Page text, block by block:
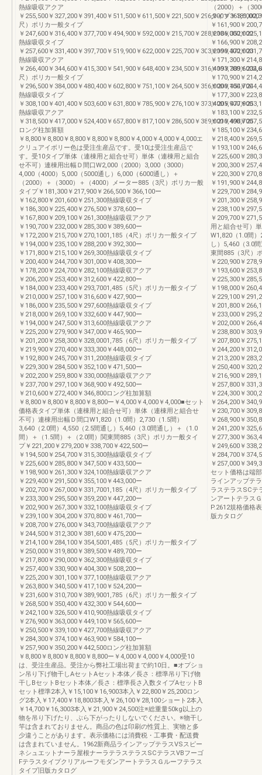
熱線吸収アクア
￥255,500￥327,200￥391,400￥511,500￥611,500￥221,500￥296,900￥
尺）ポリカ一般タイプ
￥247,600￥316,400￥377,700￥494,900￥592,000￥215,700￥288,200￥352,000
熱線吸収タイプ
￥257,600￥331,400￥397,700￥519,900￥622,000￥225,700￥303,200￥372,000
熱線吸収アクア
￥266,400￥344,600￥415,300￥541,900￥648,400￥234,500￥316,400￥
尺）ポリカ一般タイプ
￥296,500￥384,000￥480,400￥602,800￥751,100￥264,500￥356,000￥454,700
熱線吸収タイプ
￥308,100￥401,400￥503,600￥631,800￥785,900￥276,100￥373,400￥477,900
熱線吸収アクア
￥318,500￥417,000￥524,400￥657,800￥817,100￥286,500￥389,000￥498,700
ロング柱加算額
￥8,800￥8,800￥8,800￥8,800￥8,800￥4,000￥4,000￥4,000エ
クリュアイボリー色は受注生産品です。受10は受注生産品で
す。受10タイプ単体（連棟用と組合せ可）単体（連棟用と組合
せ不可）連棟用出幅Ｄ間口W2,000（2000）3,000（3000）
4,000（4000）5,000（5000通し）6,000（6000通し）＋
（2000）＋（3000）＋（4000）メーター885（3尺）ポリカ一般
タイプ￥181,300￥217,900￥266,500￥366,100ー
￥162,800￥201,600￥251,300熱線吸収タイプ
￥186,300￥225,400￥276,500￥378,600ー
￥167,800￥209,100￥261,300熱線吸収アクア
￥190,700￥232,000￥285,300￥389,600ー
￥172,200￥215,700￥270,1001,185（4尺）ポリカ一般タイプ
￥194,000￥235,100￥288,200￥392,300ー
￥171,800￥215,100￥269,300熱線吸収タイプ
￥200,400￥244,700￥301,000￥408,300ー
￥178,200￥224,700￥282,100熱線吸収アクア
￥206,200￥253,400￥312,600￥422,800ー
￥184,000￥233,400￥293,7001,485（5尺）ポリカ一般タイプ
￥210,000￥257,100￥316,600￥427,900ー
￥186,000￥235,500￥297,600熱線吸収タイプ
￥218,000￥269,100￥332,600￥447,900ー
￥194,000￥247,500￥313,600熱線吸収アクア
￥225,200￥279,900￥347,000￥465,900ー
￥201,200￥258,300￥328,0001,785（6尺）ポリカ一般タイプ
￥219,900￥270,400￥333,300￥448,000ー
￥192,800￥245,700￥311,200熱線吸収タイプ
￥229,300￥284,500￥352,100￥471,500ー
￥202,200￥259,800￥330,000熱線吸収アクア
￥237,700￥297,100￥368,900￥492,500ー
￥210,600￥272,400￥346,800ロング柱加算額
￥8,800￥8,800￥8,800￥8,800ー￥4,000￥4,000￥4,000■セット
価格表タイプ単体（連棟用と組合せ可）単体（連棟用と組合せ
不可）連棟用出幅Ｄ間口W1,820（1.0間）2,730（1.5間）
3,640（2.0間）4,550（2.5間通し）5,460（3.0間通し）＋（1.0
間）＋（1.5間）＋（2.0間）関東間885（3尺）ポリカ一般タイ
プ￥221,200￥279,200￥338,700￥422,500ー
￥194,500￥254,700￥315,300熱線吸収タイプ
￥225,600￥285,800￥347,500￥433,500ー
￥198,900￥261,300￥324,100熱線吸収アクア
￥229,400￥291,500￥355,100￥443,000ー
￥202,700￥267,000￥331,7001,185（4尺）ポリカ一般タイプ
￥233,300￥295,500￥359,200￥447,200ー
￥202,900￥267,300￥332,100熱線吸収タイプ
￥239,100￥304,200￥370,800￥461,700ー
￥208,700￥276,000￥343,700熱線吸収アクア
￥244,500￥312,300￥381,600￥475,200ー
￥214,100￥284,100￥354,5001,485（5尺）ポリカ一般タイプ
￥250,000￥319,800￥389,500￥489,700ー
￥217,800￥290,000￥362,300熱線吸収タイプ
￥257,400￥330,900￥404,300￥508,200ー
￥225,200￥301,100￥377,100熱線吸収アクア
￥263,800￥340,500￥417,100￥524,200ー
￥231,600￥310,700￥389,9001,785（6尺）ポリカ一般タイプ
￥268,500￥350,400￥432,300￥544,600ー
￥242,100￥326,500￥410,900熱線吸収タイプ
￥276,900￥363,000￥449,100￥565,600ー
￥250,500￥339,100￥427,700熱線吸収アクア
￥284,300￥374,100￥463,900￥584,100ー
￥257,900￥350,200￥442,500ロング柱加算額
￥8,800￥8,800￥8,800￥8,800ー￥4,000￥4,000￥4,000受10
は、受注生産品。受注から弊社工場出荷まで約10日。■オプショ
ン吊り下げ物干しAセットAセット本体／長さ：標準吊り下げ物
干しBセットBセット本体／長さ：標準長さ入数タイプAセットB
セット標準2本入￥15,100￥16,9003本入￥22,800￥25,200ロン
グ2本入￥17,400￥18,8003本入￥26,100￥28,100ショート2本入
￥14,700￥16,3003本入￥21,900￥24,500注※総重量50kg以上の
物を吊り下げたり、ぶら下がったりしないでください。※物干し
竿は含まれておりません。商品の色は印刷の性質上、実物と多
少違うことがあります。表示価格には消費税・工事費・配送費
は含まれていません。1962新商品ラインアップテラスVSスピー
ネシュエットナーラ屋根ナーラテラステラスSCテラスVBフーゴ
FテラスタイプクリアルーフモダンアートテラスＧルーフテラス
タイプ旧版カタログ
（2000）＋（
タイプ￥181,000
￥161,900￥
￥186,000￥
￥166,900￥
￥190,400￥
￥171,300￥
￥193,700￥
￥170,900￥
￥200,100￥
￥177,300￥
￥205,900￥
￥183,100￥
￥210,400￥
￥185,100￥
￥218,400￥
￥193,100￥
￥225,600￥
￥200,300￥
￥220,300￥
￥191,900￥
￥229,700￥
￥201,300￥
￥238,100￥
￥209,700￥
用と組合せ可）
W1,820（1.0間
し）5,460（3.0
東間885（3尺）
￥220,900￥
￥193,600￥
￥225,300￥
￥198,000￥
￥229,100￥
￥201,800￥
￥233,000￥
￥202,000￥
￥238,800￥
￥207,800￥
￥244,200￥
￥213,200￥
￥250,400￥
￥216,900￥
￥257,800￥
￥224,300￥
￥264,200￥
￥230,700￥
￥268,900￥
￥241,200￥
￥277,300￥
￥249,600￥
￥284,700￥
￥257,000￥
セット価格は端
ラインアップテ
ラステラスSCテ
ンアートテラス
P.2612規格価格
版カタログ